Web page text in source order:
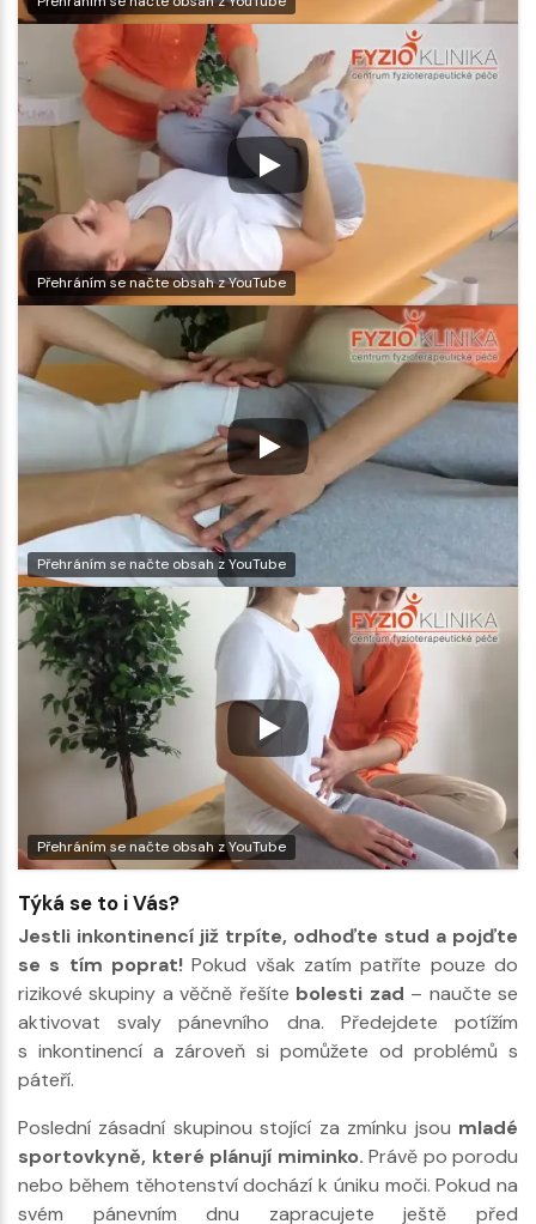
Přehráním se načte obsah z YouTube
Přehráním se načte obsah z YouTube
Přehráním se načte obsah z YouTube
Týká se to i Vás?
Jestli inkontinencí již trpíte, odhoďte stud a pojďte
se s tím poprat!Pokud však zatím patříte pouze do
rizikové skupiny a věčně řešíte bolesti zad – naučte se
aktivovat svaly pánevního dna. Předejdete potížím
s inkontinencí a zároveň si pomůžete od problémů s
páteří.
Poslední zásadní skupinou stojící za zmínku jsou mladé
sportovkyně, které plánují miminko. Právě po porodu
nebo během těhotenství dochází k úniku moči. Pokud na
svém pánevním dnu zapracujete ještě před